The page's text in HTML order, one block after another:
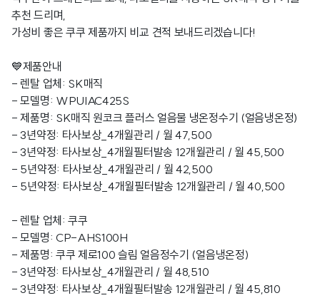
추천 드리며,
가성비 좋은 쿠쿠 제품까지 비교 견적 보내드리겠습니다!
💙제품안내
- 렌탈 업체: SK매직
- 모델명: WPUIAC425S
- 제품명: SK매직 원코크 플러스 얼음물 냉온정수기 (얼음냉온정)
- 3년약정: 타사보상_4개월관리 / 월 47,500
- 3년약정: 타사보상_4개월필터발송 12개월관리 / 월 45,500
- 5년약정: 타사보상_4개월관리 / 월 42,500
- 5년약정: 타사보상_4개월필터발송 12개월관리 / 월 40,500
- 렌탈 업체: 쿠쿠
- 모델명: CP-AHS100H
- 제품명: 쿠쿠 제로100 슬림 얼음정수기 (얼음냉온정)
- 3년약정: 타사보상_4개월관리 / 월 48,510
- 3년약정: 타사보상_4개월필터발송 12개월관리 / 월 45,810